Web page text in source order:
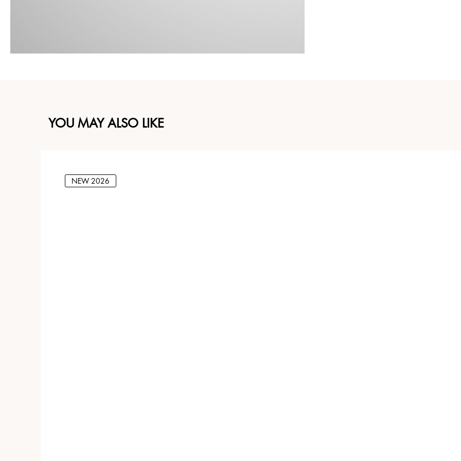
YOU MAY ALSO LIKE
NEW 2026